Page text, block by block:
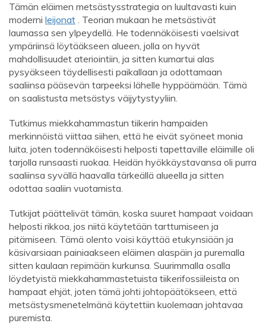
Tämän eläimen metsästysstrategia on luultavasti kuin
moderni leijonat . Teorian mukaan he metsästivät
laumassa sen ylpeydellä. He todennäköisesti vaelsivat
ympäriinsä löytääkseen alueen, jolla on hyvät
mahdollisuudet ateriointiin, ja sitten kumartui alas
pysyäkseen täydellisesti paikallaan ja odottamaan
saaliinsa pääsevän tarpeeksi lähelle hyppäämään. Tämä
on saalistusta metsästys väijytystyyliin.
Tutkimus miekkahammastun tiikerin hampaiden
merkinnöistä viittaa siihen, että he eivät syöneet monia
luita, joten todennäköisesti helposti tapettaville eläimille oli
tarjolla runsaasti ruokaa. Heidän hyökkäystavansa oli purra
saaliinsa syvällä haavalla tärkeällä alueella ja sitten
odottaa saaliin vuotamista.
Tutkijat päättelivät tämän, koska suuret hampaat voidaan
helposti rikkoa, jos niitä käytetään tarttumiseen ja
pitämiseen. Tämä olento voisi käyttää etukynsiään ja
käsivarsiaan painiaakseen eläimen alaspäin ja puremalla
sitten kaulaan repimään kurkunsa. Suurimmalla osalla
löydetyistä miekkahammastetuista tiikerifossiileista on
hampaat ehjät, joten tämä johti johtopäätökseen, että
metsästysmenetelmänä käytettiin kuolemaan johtavaa
puremista.